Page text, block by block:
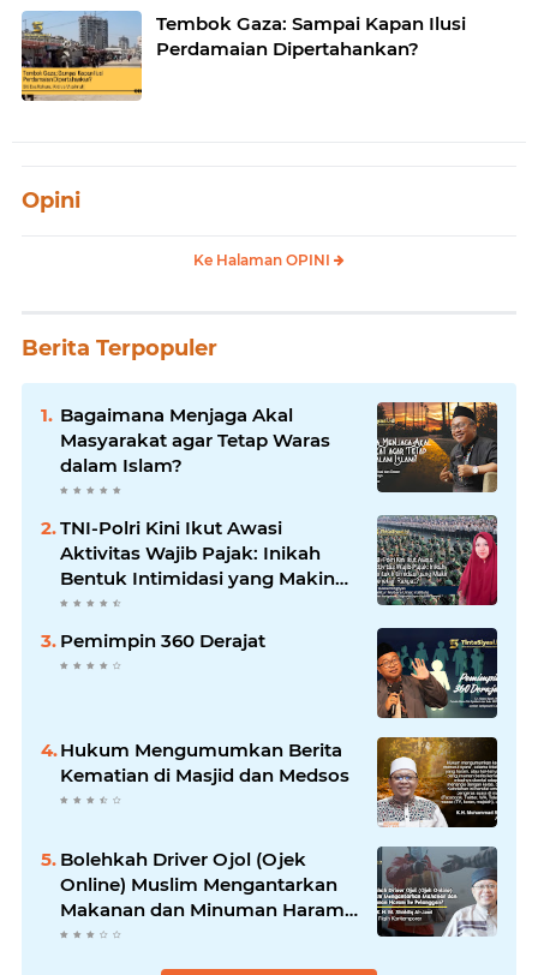
Tembok Gaza: Sampai Kapan Ilusi
Perdamaian Dipertahankan?
Opini
Ke Halaman OPINI
Berita Terpopuler
Bagaimana Menjaga Akal
Masyarakat agar Tetap Waras
dalam Islam?
TNI-Polri Kini Ikut Awasi
Aktivitas Wajib Pajak: Inikah
Bentuk Intimidasi yang Makin
Menekan Rakyat?
Pemimpin 360 Derajat
Hukum Mengumumkan Berita
Kematian di Masjid dan Medsos
Bolehkah Driver Ojol (Ojek
Online) Muslim Mengantarkan
Makanan dan Minuman Haram
ke Pelanggan?